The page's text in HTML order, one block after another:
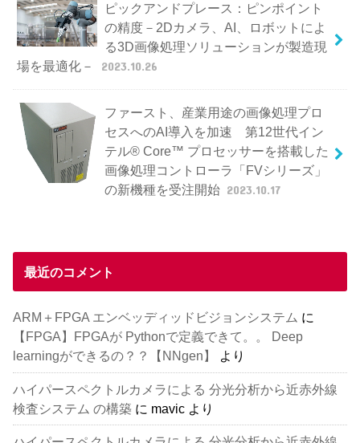
ピックアンドプレース：ピンポイント
の精度－2Dカメラ、AI、ロボットによ
る3D画像処理ソリューションが製造現
場を最適化－
2023.10.26
ファースト、産業用途の画像処理プロ
セスへのAI導入を加速 第12世代イン
テル® Core™ プロセッサーを搭載した
画像処理コントローラ「FVシリーズ」
の新機種を受注開始 2023.10.17
最近のコメント
ARM＋FPGA エンベッディッドビジョンシステム に
【FPGA】FPGAが Pythonで定義できて。。 Deep
learningができるの？？【NNgen】
より
ハイパースペクトルカメラによる 分光分析から近赤外線
検査システム の構築 に mavic より